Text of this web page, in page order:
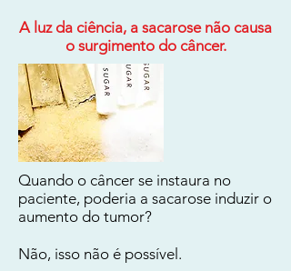
A luz da ciência, a sacarose não causa
o surgimento do câncer.
Quando o câncer se instaura no
paciente, poderia a sacarose induzir o
aumento do tumor?
Não, isso não é possível.